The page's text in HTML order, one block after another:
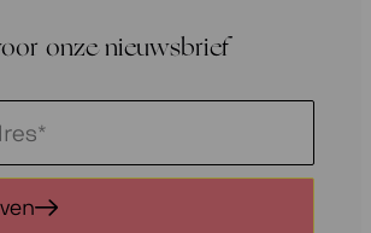
onze nieuwsbrief